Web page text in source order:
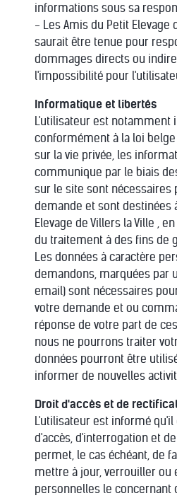
informations sous sa
- Les Amis du Petit Elevage
saurait être tenue pour
dommages directs ou
l'impossibilité pour
Informatique et libertés
L'utilisateur est notamment
conformément à la loi
sur la vie privée, les
communique par le biais
sur le site sont nécessaires
demande et sont destinées
Elevage de Villers la Ville ,
du traitement à des fins de
Les données à caractère
demandons, marquées par
email) sont nécessaires
votre demande et ou
réponse de votre part de
nous ne pourrons traiter
données pourront être
informer de nouvelles
Droit d'accès et de
L'utilisateur est informé
d'accès, d'interrogation et
permet, le cas échéant, de
mettre à jour, verrouiller ou
personnelles le concernant